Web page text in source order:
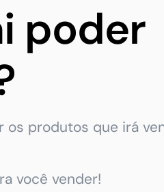
poder
os produtos que irá
você vender!